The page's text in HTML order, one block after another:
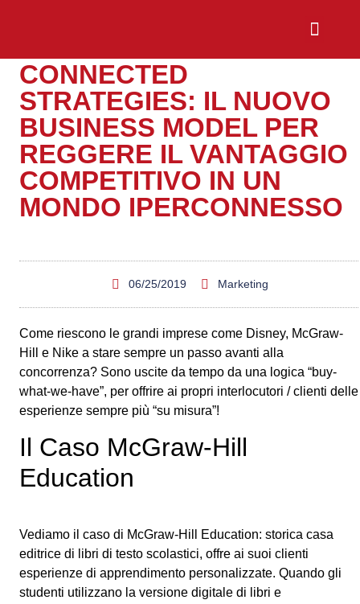
CONNECTED
STRATEGIES: IL NUOVO
BUSINESS MODEL PER
REGGERE IL VANTAGGIO
COMPETITIVO IN UN
MONDO IPERCONNESSO
06/25/2019 Marketing
Come riescono le grandi imprese come Disney, McGraw-
Hill e Nike a stare sempre un passo avanti alla
concorrenza? Sono uscite da tempo da una logica “buy-
what-we-have”, per offrire ai propri interlocutori / clienti delle
esperienze sempre più “su misura”!
Il Caso McGraw-Hill
Education
Vediamo il caso di McGraw-Hill Education: storica casa
editrice di libri di testo scolastici, offre ai suoi clienti
esperienze di apprendimento personalizzate. Quando gli
studenti utilizzano la versione digitale di libri e